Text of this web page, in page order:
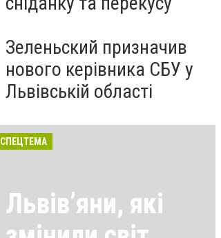
Зеленьский призначив
нового керівника СБУ у
Львівській області
СПЕЦТЕМА
Львівʼяни, які